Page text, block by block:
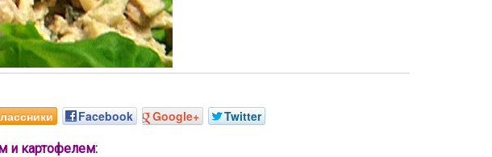
Facebook Google+ Twitter
и картофелем: